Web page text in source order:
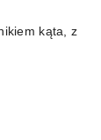
kąta, z